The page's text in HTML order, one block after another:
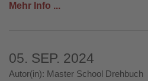
Mehr Info ...
05. SEP. 2024
Autor(in): Master School Drehbuch